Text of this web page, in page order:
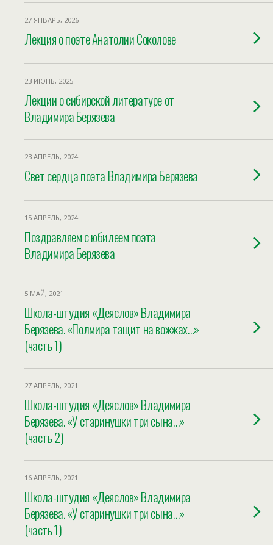
27 ЯНВАРЬ, 2026
Лекция о поэте Анатолии Соколове
23 ИЮНЬ, 2025
Лекции о сибирской литературе от
Владимира Берязева
23 АПРЕЛЬ, 2024
Свет сердца поэта Владимира Берязева
15 АПРЕЛЬ, 2024
Поздравляем с юбилеем поэта
Владимира Берязева
5 МАЙ, 2021
Школа-штудия «Деяслов» Владимира
Берязева. «Полмира тащит на вожжах…»
(часть 1)
27 АПРЕЛЬ, 2021
Школа-штудия «Деяслов» Владимира
Берязева. «У старинушки три сына…»
(часть 2)
16 АПРЕЛЬ, 2021
Школа-штудия «Деяслов» Владимира
Берязева. «У старинушки три сына…»
(часть 1)